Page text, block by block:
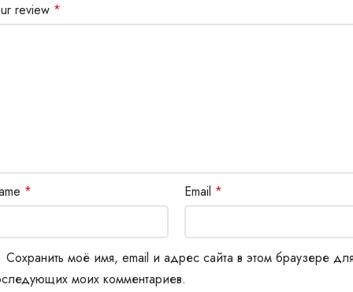
review *
* Email *
Сохранить моё имя, email и адрес сайта в этом браузере
моих комментариев.